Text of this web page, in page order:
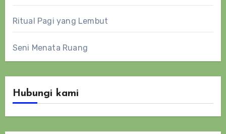
Ritual Pagi yang Lembut
Seni Menata Ruang
Hubungi kami